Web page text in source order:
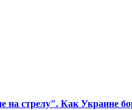
на стрелу". Как Украине